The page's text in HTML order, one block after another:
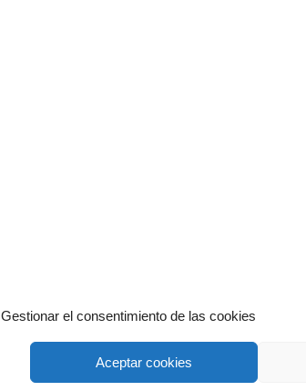
Gestionar el consentimiento de las cookies
Aceptar cookies